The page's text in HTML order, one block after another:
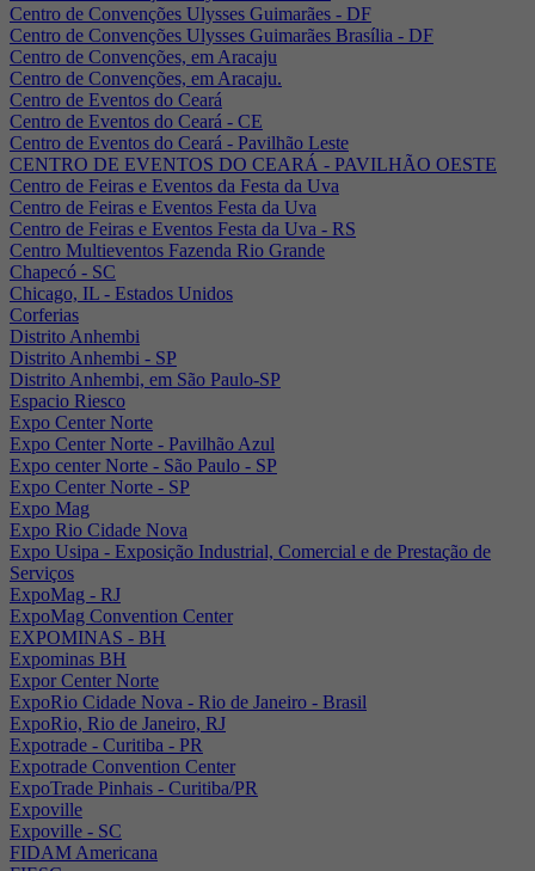
Centro de Convenções Ulysses Guimarães - DF
Centro de Convenções Ulysses Guimarães Brasília - DF
Centro de Convenções, em Aracaju
Centro de Convenções, em Aracaju.
Centro de Eventos do Ceará
Centro de Eventos do Ceará - CE
Centro de Eventos do Ceará - Pavilhão Leste
CENTRO DE EVENTOS DO CEARÁ - PAVILHÃO OESTE
Centro de Feiras e Eventos da Festa da Uva
Centro de Feiras e Eventos Festa da Uva
Centro de Feiras e Eventos Festa da Uva - RS
Centro Multieventos Fazenda Rio Grande
Chapecó - SC
Chicago, IL - Estados Unidos
Corferias
Distrito Anhembi
Distrito Anhembi - SP
Distrito Anhembi, em São Paulo-SP
Espacio Riesco
Expo Center Norte
Expo Center Norte - Pavilhão Azul
Expo center Norte - São Paulo - SP
Expo Center Norte - SP
Expo Mag
Expo Rio Cidade Nova
Expo Usipa - Exposição Industrial, Comercial e de Prestação de
Serviços
ExpoMag - RJ
ExpoMag Convention Center
EXPOMINAS - BH
Expominas BH
Expor Center Norte
ExpoRio Cidade Nova - Rio de Janeiro - Brasil
ExpoRio, Rio de Janeiro, RJ
Expotrade - Curitiba - PR
Expotrade Convention Center
ExpoTrade Pinhais - Curitiba/PR
Expoville
Expoville - SC
FIDAM Americana